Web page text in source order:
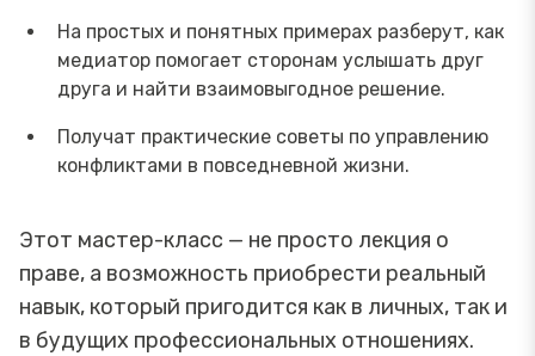
На простых и понятных примерах разберут, как
медиатор помогает сторонам услышать друг
друга и найти взаимовыгодное решение.
Получат практические советы по управлению
конфликтами в повседневной жизни.
Этот мастер-класс — не просто лекция о
праве, а возможность приобрести реальный
навык, который пригодится как в личных, так и
в будущих профессиональных отношениях.